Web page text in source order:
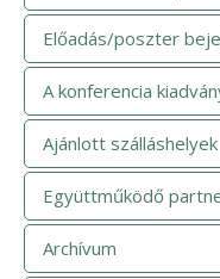
Előadás/poszter
A konferencia
Ajánlott szálláshelyek
Együttműködő
Archívum